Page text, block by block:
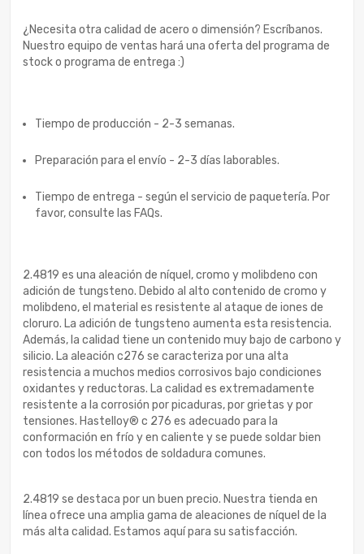
¿Necesita otra calidad de acero o dimensión? Escríbanos.
Nuestro equipo de ventas hará una oferta del programa de
stock o programa de entrega :)
Tiempo de producción - 2-3 semanas.
Preparación para el envío - 2-3 días laborables.
Tiempo de entrega - según el servicio de paquetería. Por
favor, consulte las FAQs.
2.4819 es una aleación de níquel, cromo y molibdeno con
adición de tungsteno. Debido al alto contenido de cromo y
molibdeno, el material es resistente al ataque de iones de
cloruro. La adición de tungsteno aumenta esta resistencia.
Además, la calidad tiene un contenido muy bajo de carbono y
silicio. La aleación c276 se caracteriza por una alta
resistencia a muchos medios corrosivos bajo condiciones
oxidantes y reductoras. La calidad es extremadamente
resistente a la corrosión por picaduras, por grietas y por
tensiones. Hastelloy® c 276 es adecuado para la
conformación en frío y en caliente y se puede soldar bien
con todos los métodos de soldadura comunes.
2.4819 se destaca por un buen precio. Nuestra tienda en
línea ofrece una amplia gama de aleaciones de níquel de la
más alta calidad. Estamos aquí para su satisfacción.